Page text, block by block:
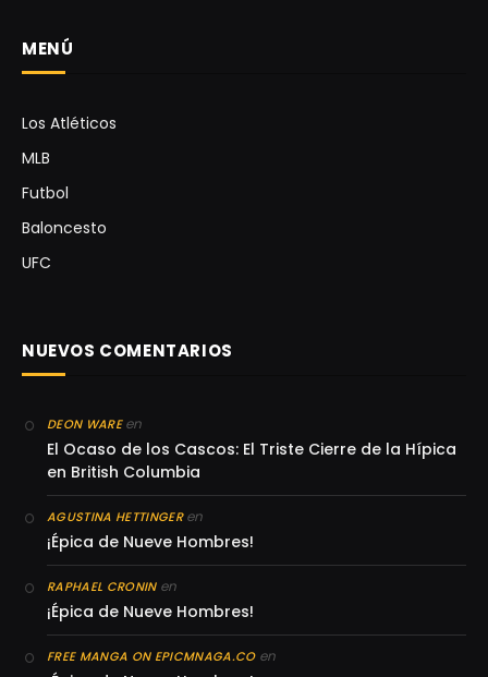
MENÚ
Los Atléticos
MLB
Futbol
Baloncesto
UFC
NUEVOS COMENTARIOS
DEON WAREen
El Ocaso de los Cascos: El Triste Cierre de la Hípica
en British Columbia
AGUSTINA HETTINGERen
¡Épica de Nueve Hombres!
RAPHAEL CRONINen
¡Épica de Nueve Hombres!
FREE MANGA ON EPICMNAGA.COen